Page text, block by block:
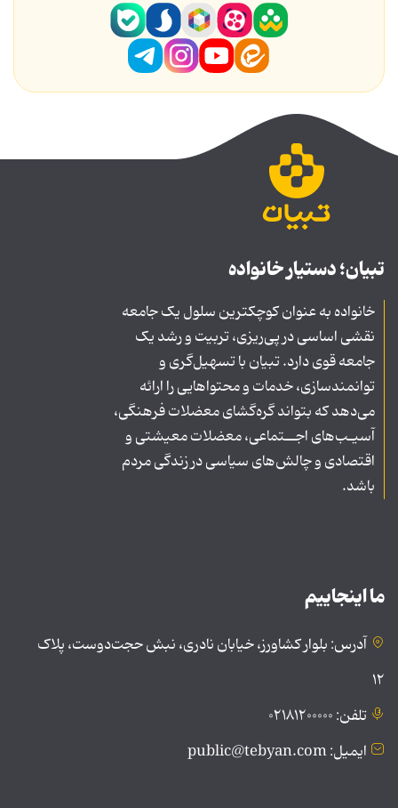
تبیان؛ دستیار خانواده
خانواده به عنوان کوچکترین سلول یک جامعه
نقشی اساسی در پی‌ریزی، تربیت و رشد یک
جامعه قوی دارد. تبیان با تسهیل‌گری و
توانمندسازی، خدمات و محتواهایی را ارائه
می‌دهد که بتواند گره‌گشای معضلات فرهنگی،
آسیـب‌های اجــتماعی، معضلات معیشتی و
اقتصادی و چالش‌های سیاسی در زندگی مردم
باشد.
ما اینجاییم
آدرس: بلوار کشاورز، خیابان نادری، نبش حجت‌دوست، پلاک
۱۲
تلفن: ۰۲۱۸۱۲۰۰۰۰۰
ایمیل: public@tebyan.com